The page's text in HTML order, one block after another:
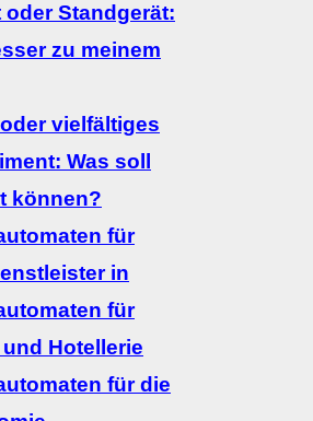
Standgerät:
zu meinem
vielfältiges
Was soll
können?
für
in
für
Hotellerie
für die